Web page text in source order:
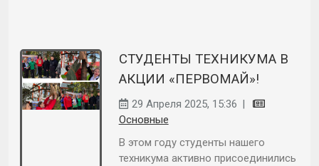
СТУДЕНТЫ ТЕХНИКУМА В
АКЦИИ «ПЕРВОМАЙ»!
29 Апреля 2025, 15:36 |
Основные
В этом году студенты нашего
техникума активно присоединились